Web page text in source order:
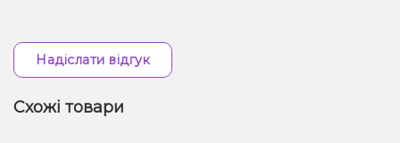
Надіслати відгук
Схожі товари